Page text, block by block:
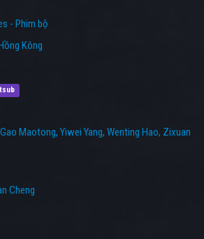
- Phim bộ
Kông
Gao Maotong Yiwei Yang Wenting Hao Zixuan
Cheng